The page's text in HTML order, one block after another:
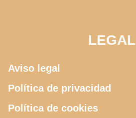
LEGAL
Aviso legal
Política de privacidad
Política de cookies